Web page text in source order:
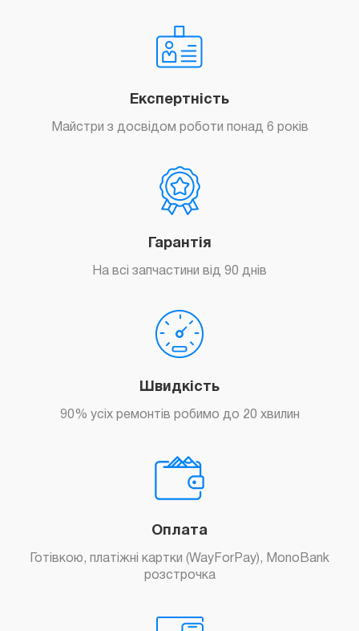
Експертність
Майстри з досвідом роботи понад 6 років
Гарантія
На всі запчастини від 90 днів
Швидкість
90% усіх ремонтів робимо до 20 хвилин
Оплата
Готівкою, платіжні картки (WayForPay), MonoBank
розстрочка